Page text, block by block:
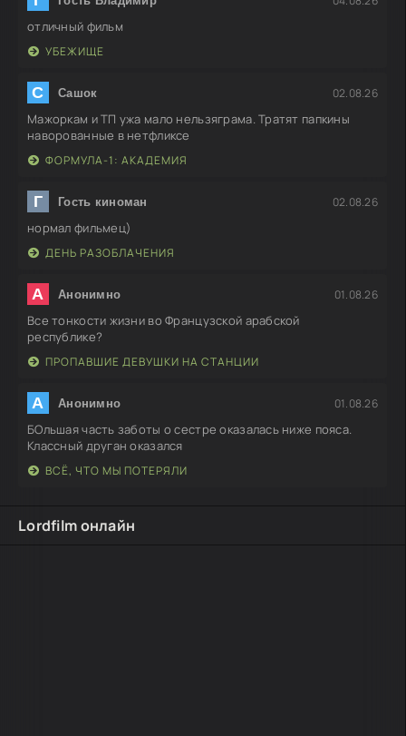
отличный фильм
УБЕЖИЩЕ
С Сашок 02.08.26
Мажоркам и ТП ужа мало нельзяграма. Тратят папкины
наворованные в нетфликсе
ФОРМУЛА-1: АКАДЕМИЯ
Г Гость киноман 02.08.26
нормал фильмец)
ДЕНЬ РАЗОБЛАЧЕНИЯ
А Анонимно 01.08.26
Все тонкости жизни во Французской арабской
республике?
ПРОПАВШИЕ ДЕВУШКИ НА СТАНЦИИ
А Анонимно 01.08.26
БОльшая часть заботы о сестре оказалась ниже пояса.
Классный друган оказался
ВСЁ, ЧТО МЫ ПОТЕРЯЛИ
Lordfilm онлайн